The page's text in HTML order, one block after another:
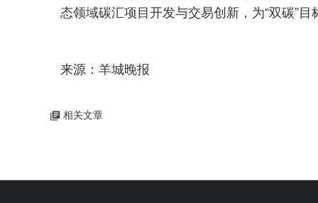
态领域碳汇项目开发与交易创新，为“双碳”
来源：羊城晚报
相关文章